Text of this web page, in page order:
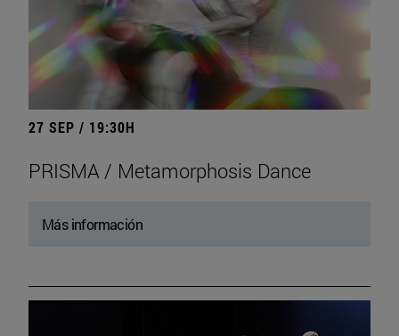
27 SEP / 19:30H
PRISMA / Metamorphosis Dance
Más información